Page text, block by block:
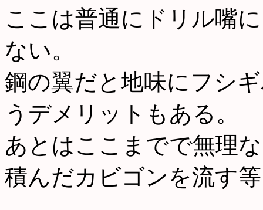
ここは普通にドリル嘴
ない。
鋼の翼だと地味にフシ
うデメリットもある。
あとはここまでで無理
積んだカビゴンを流す